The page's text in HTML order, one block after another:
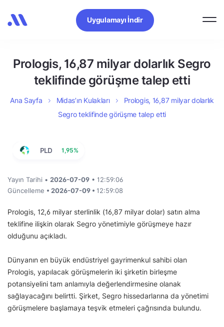
Uygulamayı İndir
Prologis, 16,87 milyar dolarlık Segro
teklifinde görüşme talep etti
Ana Sayfa Midas’ın Kulakları
Prologis, 16,87 milyar dolarlık
Segro teklifinde görüşme talep etti
PLD 1,95%
Yayın Tarihi • 2026-07-09 • 12:59:06
Güncelleme • 2026-07-09 • 12:59:08
Prologis, 12,6 milyar sterlinlik (16,87 milyar dolar) satın alma
teklifine ilişkin olarak Segro yönetimiyle görüşmeye hazır
olduğunu açıkladı.
Dünyanın en büyük endüstriyel gayrimenkul sahibi olan
Prologis, yapılacak görüşmelerin iki şirketin birleşme
potansiyelini tam anlamıyla değerlendirmesine olanak
sağlayacağını belirtti. Şirket, Segro hissedarlarına da yönetimi
görüşmelere başlamaya teşvik etmeleri çağrısında bulundu.